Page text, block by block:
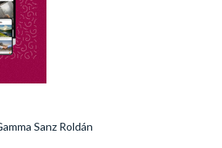
Sanz Roldán